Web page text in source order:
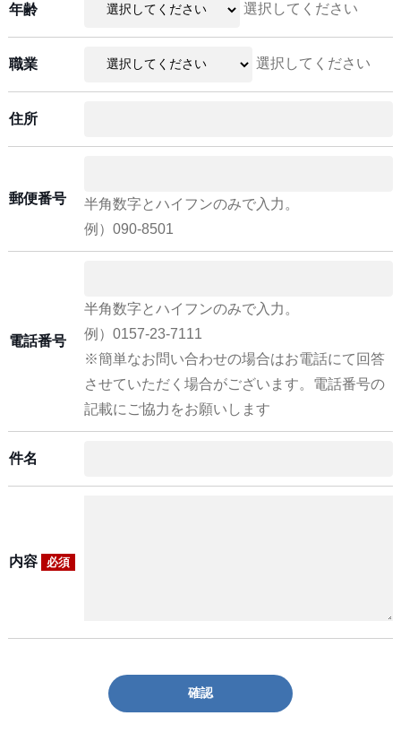
年齢 選択してください
職業 選択してください
住所
郵便番号
半角数字とハイフンのみで入力。
例）090-8501
電話番号
半角数字とハイフンのみで入力。
例）0157-23-7111
※簡単なお問い合わせの場合はお電話にて回答
させていただく場合がございます。電話番号の
記載にご協力をお願いします
件名
内容 必須
確認